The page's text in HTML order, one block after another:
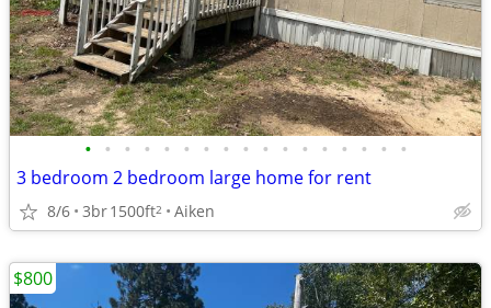
• • • • • • • • • • • • • • • • •
3 bedroom 2 bedroom large home for rent
8/6 3br1500ft2 Aiken
$800